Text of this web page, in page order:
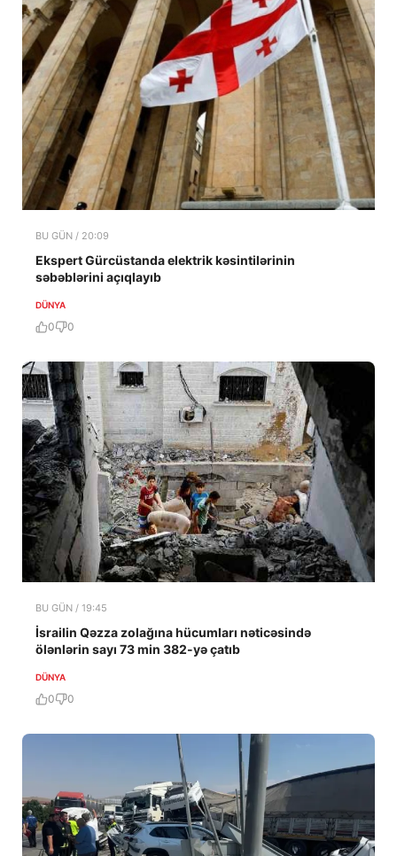
BU GÜN / 20:09
Ekspert Gürcüstanda elektrik kəsintilərinin
səbəblərini açıqlayıb
DÜNYA
0 0
BU GÜN / 19:45
İsrailin Qəzza zolağına hücumları nəticəsində
ölənlərin sayı 73 min 382-yə çatıb
DÜNYA
0 0